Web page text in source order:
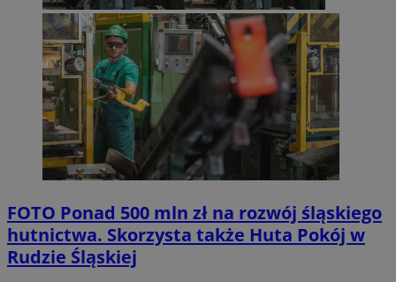
FOTO Ponad 500 mln zł na rozwój śląskiego
hutnictwa. Skorzysta także Huta Pokój w
Rudzie Śląskiej